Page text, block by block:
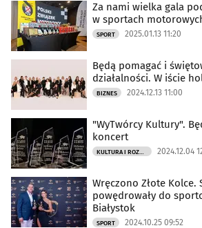
Za nami wielka gala
w sportach
SPORT 2025.01.13 11:20
Będą pomagać i
działalności. W iście
BIZNES 2024.12.13 11:00
"WyTwórcy Kultury".
koncert
KULTURA I ROZRYWKA 2024.12.04
Wręczono Złote Kolce.
powędrowały do
Białystok
SPORT 2024.10.25 09:52